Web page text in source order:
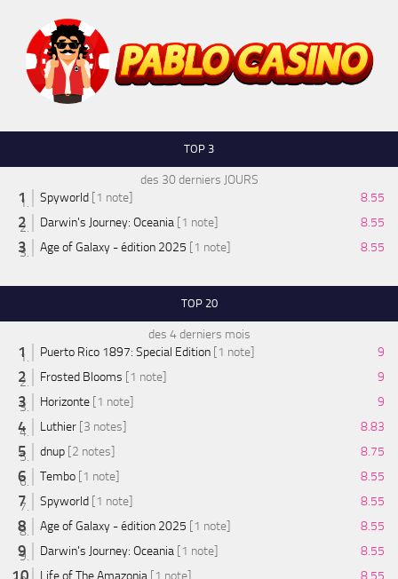
TOP 3
des 30 derniers JOURS
Spyworld [1 note]
8.55
Darwin's Journey: Oceania [1 note]
8.55
Age of Galaxy - édition 2025 [1 note] 8.55
TOP 20
des 4 derniers mois
Puerto Rico 1897: Special Edition [1 note]
9
Frosted Blooms [1 note]
9
Horizonte [1 note]
9
Luthier [3 notes]
8.83
dnup [2 notes]
8.75
Tembo [1 note]
8.55
Spyworld [1 note]
8.55
Age of Galaxy - édition 2025 [1 note]
8.55
Darwin's Journey: Oceania [1 note]
8.55
Life of The Amazonia [1 note]
8.55